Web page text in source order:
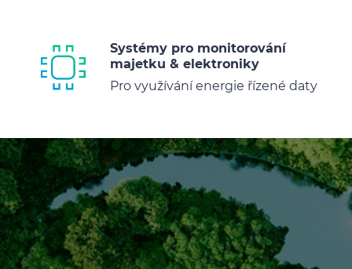
Systémy pro monitorování
majetku & elektroniky
Pro využívání energie řízené daty